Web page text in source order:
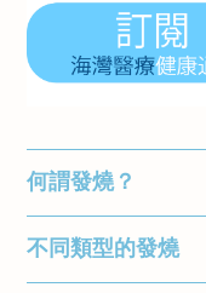
何謂發燒？
發燒的概念
不同類型的發燒